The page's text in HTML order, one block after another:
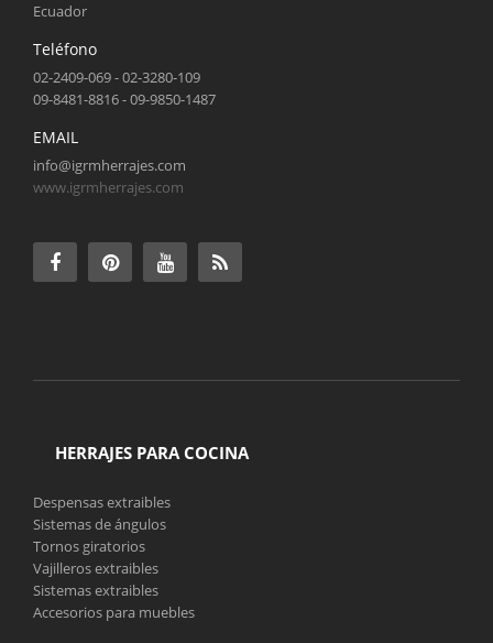
Ecuador
Teléfono
02-2409-069 - 02-3280-109
09-8481-8816 - 09-9850-1487
EMAIL
info@igrmherrajes.com
www.igrmherrajes.com
HERRAJES PARA COCINA
Despensas extraibles
Sistemas de ángulos
Tornos giratorios
Vajilleros extraibles
Sistemas extraibles
Accesorios para muebles